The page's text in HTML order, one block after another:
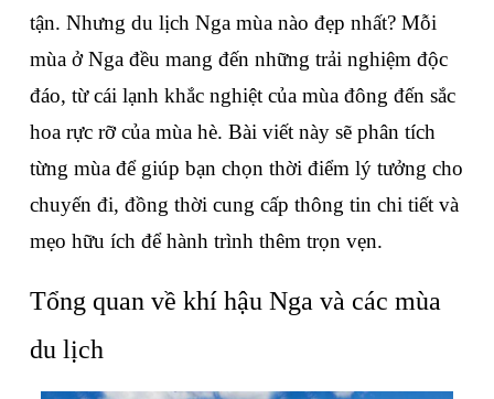
tận. Nhưng du lịch Nga mùa nào đẹp nhất? Mỗi
mùa ở Nga đều mang đến những trải nghiệm độc
đáo, từ cái lạnh khắc nghiệt của mùa đông đến sắc
hoa rực rỡ của mùa hè. Bài viết này sẽ phân tích
từng mùa để giúp bạn chọn thời điểm lý tưởng cho
chuyến đi, đồng thời cung cấp thông tin chi tiết và
mẹo hữu ích để hành trình thêm trọn vẹn.
Tổng quan về khí hậu Nga và các mùa
du lịch